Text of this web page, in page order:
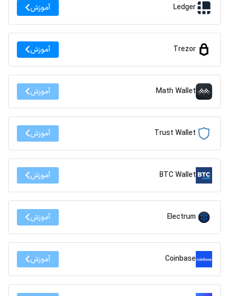
Ledger آموزش
Trezor آموزش
Math Wallet آموزش
Trust Wallet آموزش
BTC Wallet آموزش
Electrum آموزش
Coinbase آموزش